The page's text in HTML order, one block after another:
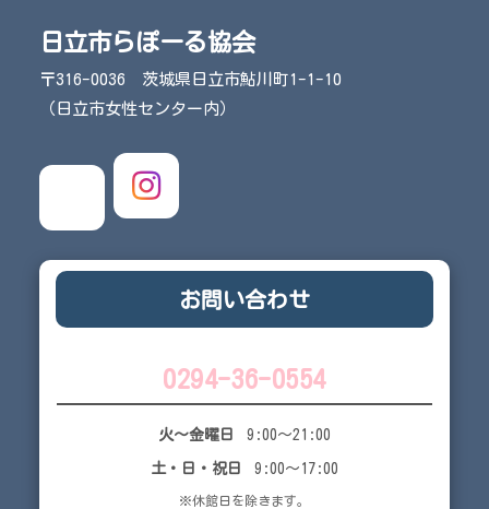
日立市らぽーる協会
〒316-0036 茨城県日立市鮎川町1-1-10
（日立市女性センター内）
お問い合わせ
0294-36-0554
火～金曜日 9:00～21:00
土・日・祝日 9:00～17:00
※休館日を除きます。